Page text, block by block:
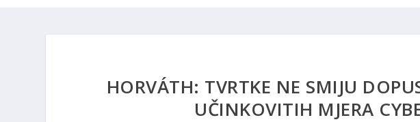
HORVÁTH: TVRTKE NE SMIJU
UČINKOVITIH MJERA